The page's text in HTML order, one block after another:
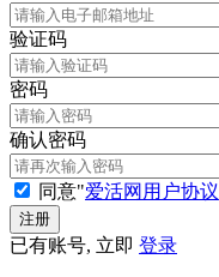
验证码
密码
确认密码
同意"爱活网用户协议
已有账号, 立即 登录